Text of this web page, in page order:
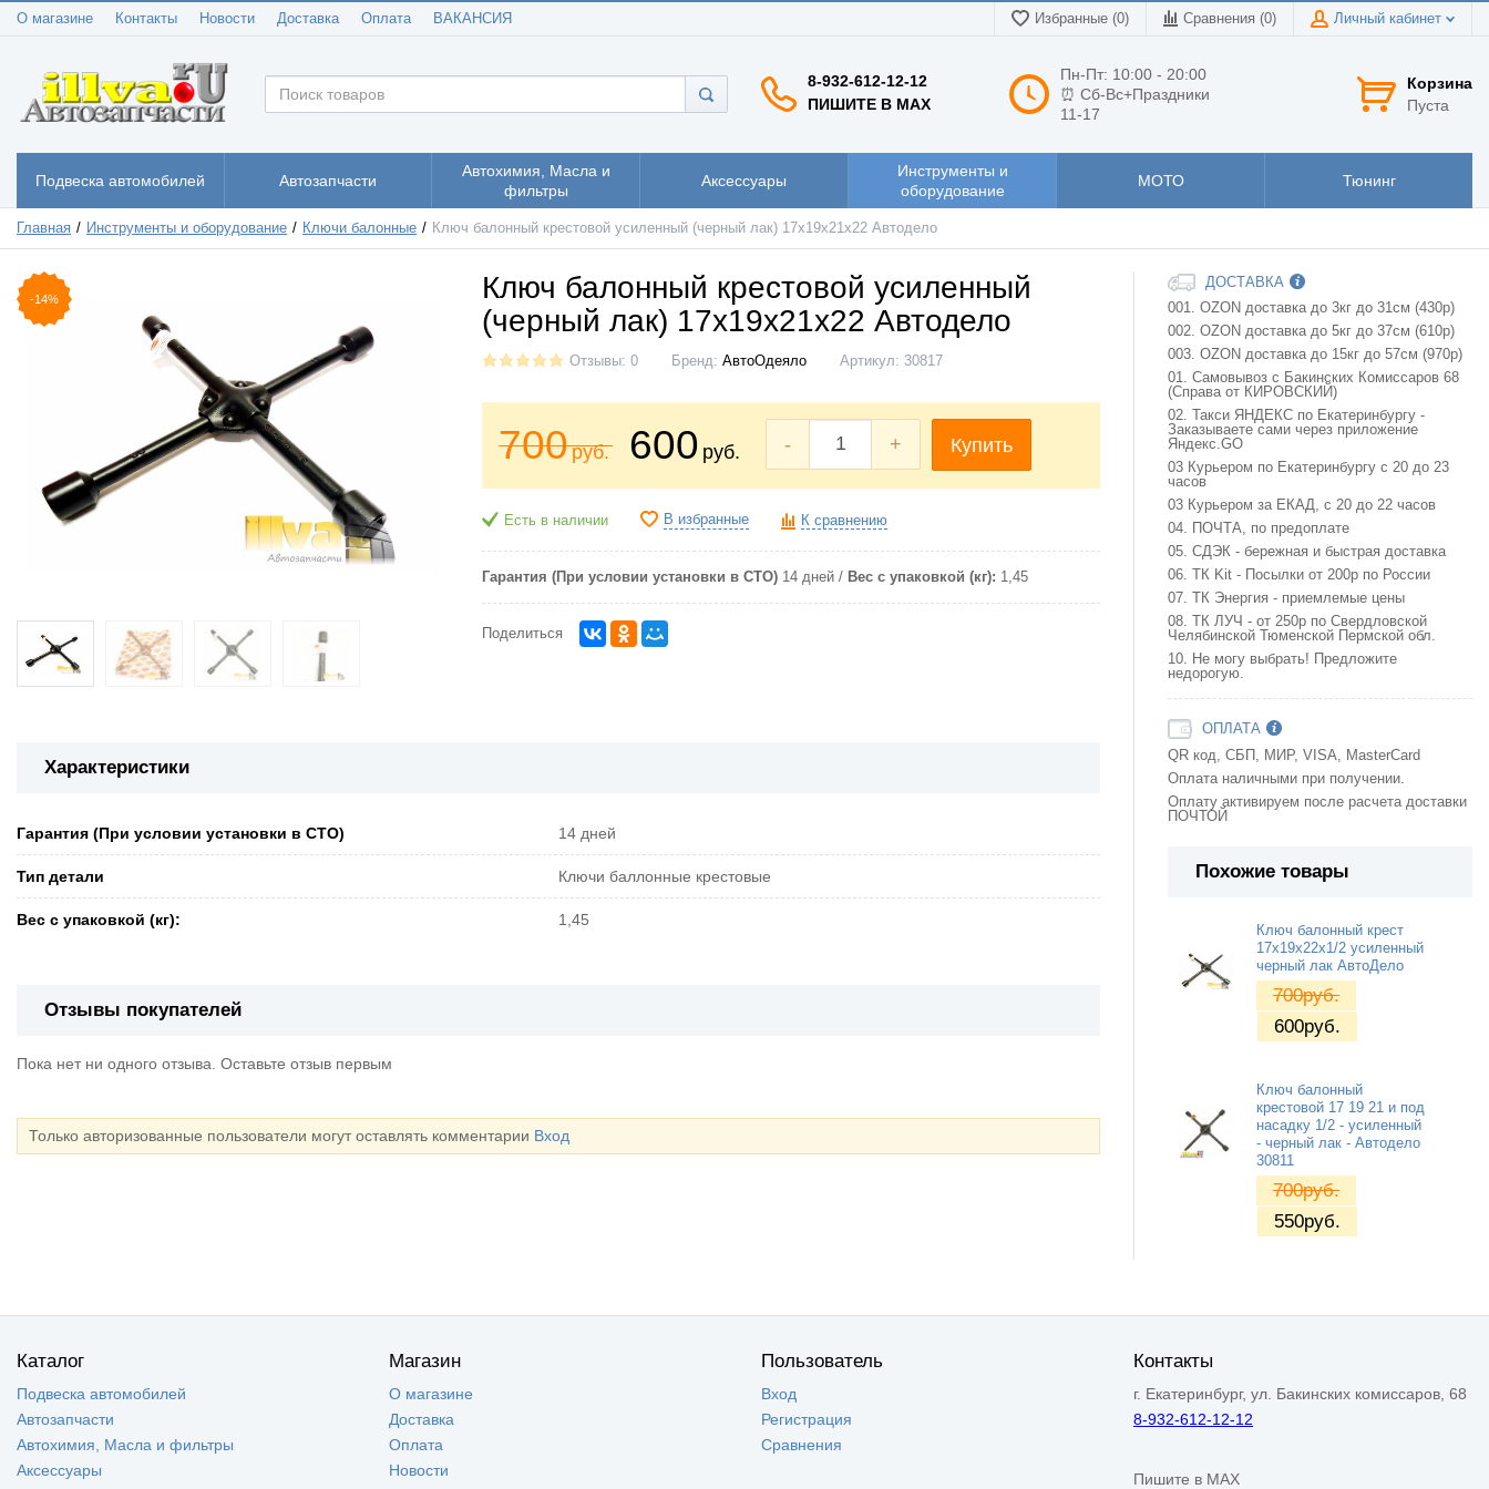
О магазине Контакты Новости Доставка Оплата ВАКАНСИЯ Избранные (0) Сравнения (0) Личный кабинет
8-932-612-12-12
ПИШИТЕ В MAX
Пн-Пт: 10:00 - 20:00
⏰ Сб-Вс+Праздники
11-17
Корзина
Пуста
Подвеска автомобилей Автозапчасти
Автохимия, Масла и
фильтры
Аксессуары
Инструменты и
оборудование
МОТО Тюнинг
Главная Инструменты и оборудование Ключи балонные Ключ балонный крестовой усиленный (черный лак) 17x19x21x22 Автодело
-14%
Ключ балонный крестовой усиленный
(черный лак) 17x19x21x22 Автодело
Отзывы: 0 Бренд: АвтоОдеяло Артикул: 30817
700руб. 600 руб. - + Купить
Есть в наличии В избранные К сравнению
Гарантия (При условии установки в СТО) 14 дней Вес с упаковкой (кг): 1,45
Поделиться
Характеристики
Гарантия (При условии установки в СТО) 14 дней
Тип детали Ключи баллонные крестовые
Вес с упаковкой (кг): 1,45
Отзывы покупателей
Пока нет ни одного отзыва. Оставьте отзыв первым
Только авторизованные пользователи могут оставлять комментарии Вход
ДОСТАВКА
001. OZON доставка до 3кг до 31см (430р)
002. OZON доставка до 5кг до 37см (610р)
003. OZON доставка до 15кг до 57см (970р)
01. Самовывоз с Бакинских Комиссаров 68
(Справа от КИРОВСКИЙ)
02. Такси ЯНДЕКС по Екатеринбургу -
Заказываете сами через приложение
Яндекс.GO
03 Курьером по Екатеринбургу с 20 до 23
часов
03 Курьером за ЕКАД, с 20 до 22 часов
04. ПОЧТА, по предоплате
05. СДЭК - бережная и быстрая доставка
06. ТК Kit - Посылки от 200р по России
07. ТК Энергия - приемлемые цены
08. ТК ЛУЧ - от 250р по Свердловской
Челябинской Тюменской Пермской обл.
10. Не могу выбрать! Предложите
недорогую.
ОПЛАТА
QR код, СБП, МИР, VISA, MasterCard
Оплата наличными при получении.
Оплату активируем после расчета доставки
ПОЧТОЙ
Похожие товары
Ключ балонный крест
17х19х22х1/2 усиленный
черный лак АвтоДело
700руб.
600руб.
Ключ балонный
крестовой 17 19 21 и под
насадку 1/2 - усиленный
- черный лак - Автодело
30811
700руб.
550руб.
Каталог
Подвеска автомобилей
Автозапчасти
Автохимия, Масла и фильтры
Аксессуары
Магазин
О магазине
Доставка
Оплата
Новости
Пользователь
Вход
Регистрация
Сравнения
Контакты
г. Екатеринбург, ул. Бакинских комиссаров, 68
8-932-612-12-12
Пишите в MAX